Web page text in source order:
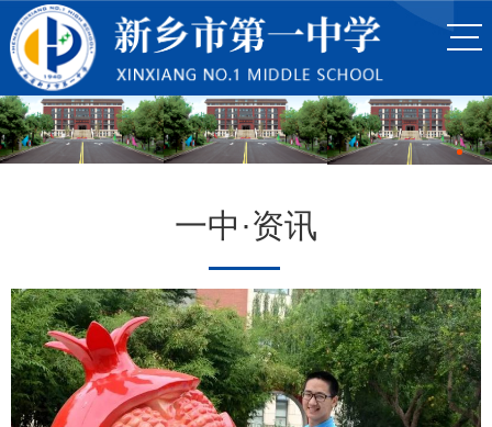
一中·资讯